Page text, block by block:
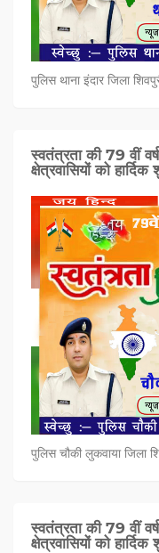
पुलिस थाना इंदार जिला
स्वतंत्रता की 79 वीं
क्षेत्रवासियों को
पुलिस चौकी लुकवाया जिला
स्वतंत्रता की 79 वीं
क्षेत्रवासियों को